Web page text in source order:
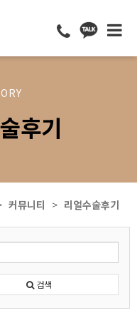
후기
커뮤니티 리얼수술후기
검색